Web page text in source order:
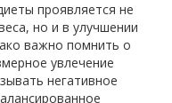
проявляется не
но и в улучшении
важно помнить о
увлечение
негативное